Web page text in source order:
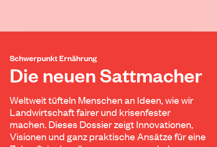
Schwerpunkt Ernährung
Die neuen Sattmacher
Weltweit tüfteln Menschen an Ideen, wie wir
Landwirtschaft fairer und krisenfester
machen. Dieses Dossier zeigt Innovationen,
Visionen und ganz praktische Ansätze für eine